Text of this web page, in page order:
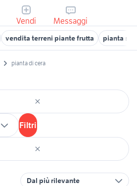
Vendi Messaggi
vendita terreni piante frutta pianta
pianta di cera
Filtri
Dal più rilevante